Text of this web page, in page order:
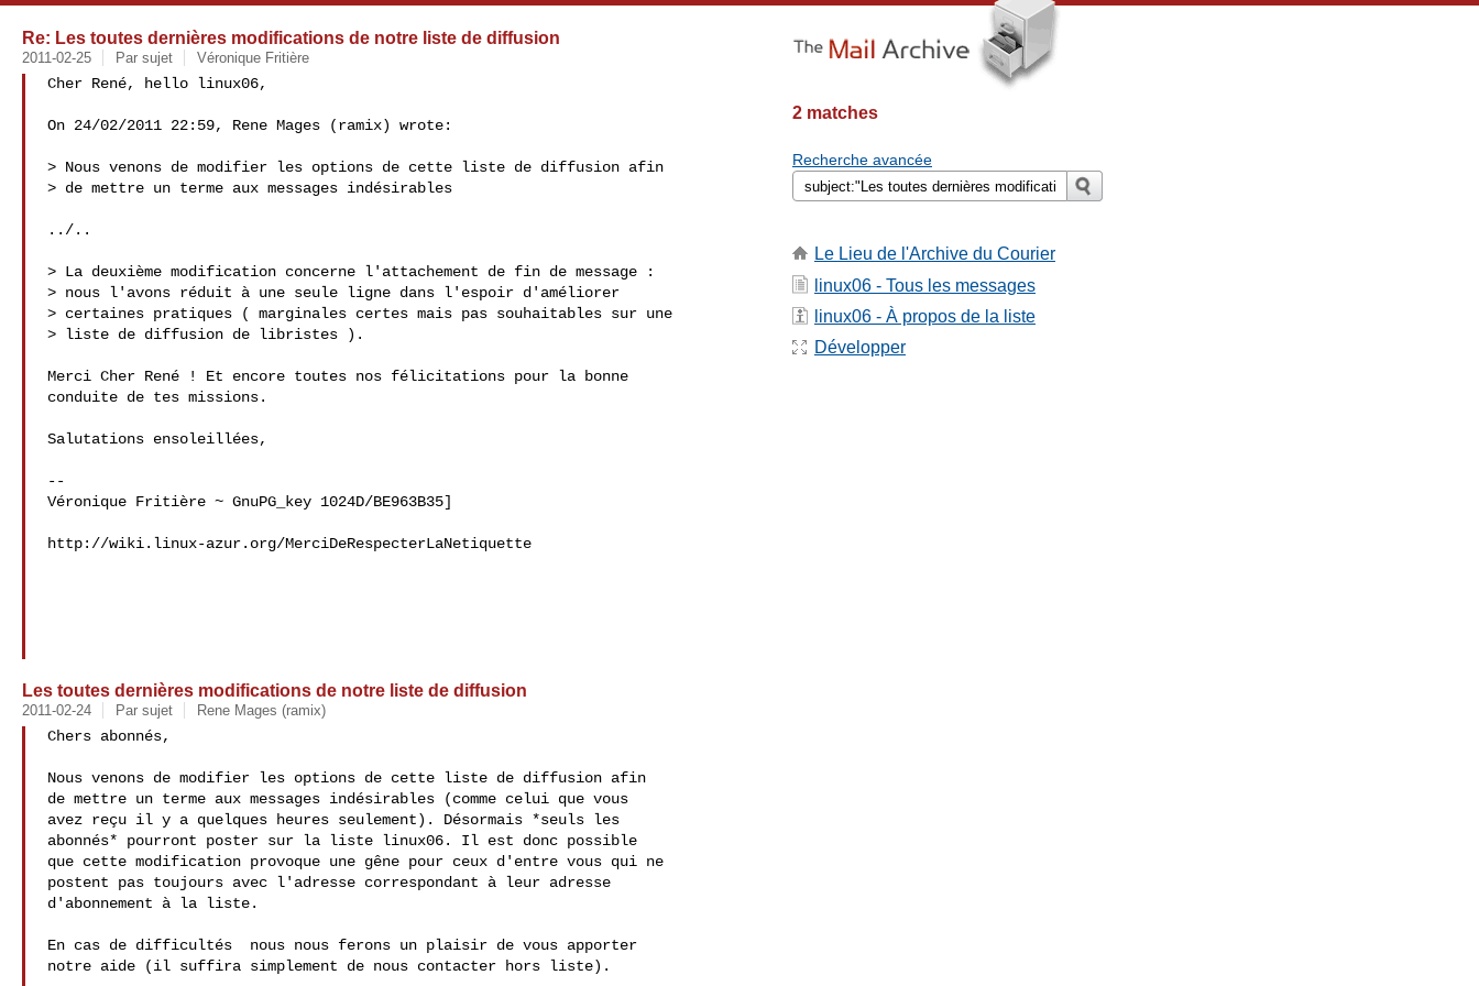
Re: Les toutes dernières modifications de notre liste de diffusion
2011-02-25 Par sujet Véronique Fritière
Cher René, hello linux06,
On 24/02/2011 22:59, Rene Mages (ramix) wrote:
> Nous venons de modifier les options de cette liste de diffusion afin
> de mettre un terme aux messages indésirables
../..
> La deuxième modification concerne l'attachement de fin de message :
> nous l'avons réduit à une seule ligne dans l'espoir d'améliorer
> certaines pratiques ( marginales certes mais pas souhaitables sur une
> liste de diffusion de libristes ).
Merci Cher René ! Et encore toutes nos félicitations pour la bonne
conduite de tes missions.
Salutations ensoleillées,
--
Véronique Fritière ~ GnuPG_key 1024D/BE963B35]
http://wiki.linux-azur.org/MerciDeRespecterLaNetiquette
Les toutes dernières modifications de notre liste de diffusion
2011-02-24 Par sujet Rene Mages (ramix)
Chers abonnés,
Nous venons de modifier les options de cette liste de diffusion afin
de mettre un terme aux messages indésirables (comme celui que vous
avez reçu il y a quelques heures seulement). Désormais *seuls les
abonnés* pourront poster sur la liste linux06. Il est donc possible
que cette modification provoque une gêne pour ceux d'entre vous qui ne
postent pas toujours avec l'adresse correspondant à leur adresse
d'abonnement à la liste.
En cas de difficultés  nous nous ferons un plaisir de vous apporter
notre aide (il suffira simplement de nous contacter hors liste).
2 matches
Recherche avancée
Le Lieu de l'Archive du Courier
linux06 - Tous les messages
linux06 - À propos de la liste
Développer